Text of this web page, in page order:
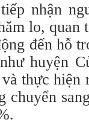
nhận
lo, quan
đến hỗ
huyện
thực hiện
chuyển